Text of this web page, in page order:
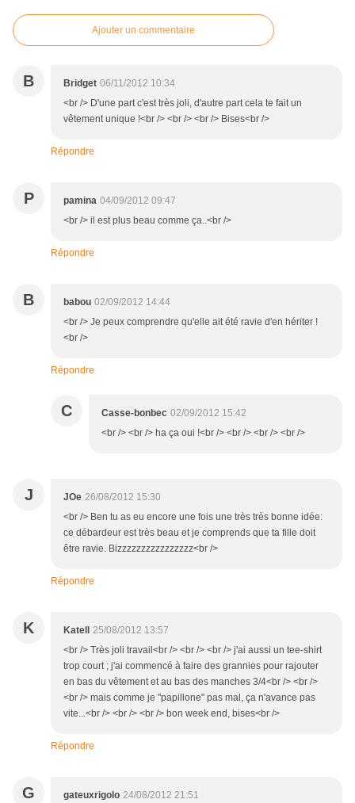
Ajouter un commentaire
B Bridget 06/11/2012 10:34
<br /> D'une part c'est très joli, d'autre part cela te fait un
vêtement unique !<br /> <br /> <br /> Bises<br />
Répondre
P pamina 04/09/2012 09:47
<br /> il est plus beau comme ça..<br />
Répondre
B babou 02/09/2012 14:44
<br /> Je peux comprendre qu'elle ait été ravie d'en hériter !
<br />
Répondre
C Casse-bonbec 02/09/2012 15:42
<br /> <br /> ha ça oui !<br /> <br /> <br /> <br />
J JOe 26/08/2012 15:30
<br /> Ben tu as eu encore une fois une très très bonne idée:
ce débardeur est très beau et je comprends que ta fille doit
être ravie. Bizzzzzzzzzzzzzzzz<br />
Répondre
K Katell
25/08/2012 13:57
<br /> Très joli travail<br /> <br /> <br /> j'ai aussi un tee-shirt
trop court ; j'ai commencé à faire des grannies pour rajouter
en bas du vêtement et au bas des manches 3/4<br /> <br />
<br /> mais comme je "papillone" pas mal, ça n'avance pas
vite...<br /> <br /> <br /> bon week end, bises<br />
Répondre
G gateuxrigolo 24/08/2012 21:51